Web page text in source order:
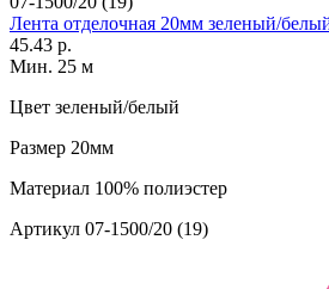
Лента отделочная 20мм зеленый/
45.43 р.
Мин. 25 м
Цвет зеленый/белый
Размер 20мм
Материал 100% полиэстер
Артикул 07-1500/20 (19)